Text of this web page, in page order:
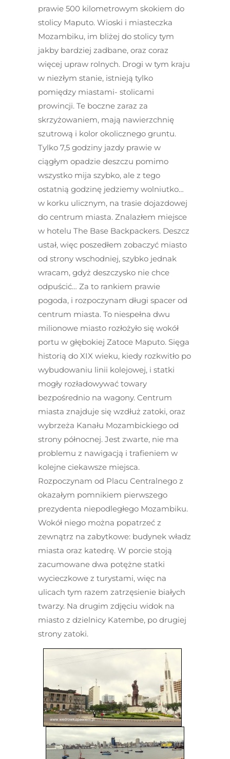
prawie 500 kilometrowym skokiem do
stolicy Maputo. Wioski i miasteczka
Mozambiku, im bliżej do stolicy tym
jakby bardziej zadbane, oraz coraz
więcej upraw rolnych. Drogi w tym kraju
w niezłym stanie, istnieją tylko
pomiędzy miastami- stolicami
prowincji. Te boczne zaraz za
skrzyżowaniem, mają nawierzchnię
szutrową i kolor okolicznego gruntu.
Tylko 7,5 godziny jazdy prawie w
ciągłym opadzie deszczu pomimo
wszystko mija szybko, ale z tego
ostatnią godzinę jedziemy wolniutko…
w korku ulicznym, na trasie dojazdowej
do centrum miasta. Znalazłem miejsce
w hotelu The Base Backpackers. Deszcz
ustał, więc poszedłem zobaczyć miasto
od strony wschodniej, szybko jednak
wracam, gdyż deszczysko nie chce
odpuścić… Za to rankiem prawie
pogoda, i rozpoczynam długi spacer od
centrum miasta. To niespełna dwu
milionowe miasto rozłożyło się wokół
portu w głębokiej Zatoce Maputo. Sięga
historią do XIX wieku, kiedy rozkwitło po
wybudowaniu linii kolejowej, i statki
mogły rozładowywać towary
bezpośrednio na wagony. Centrum
miasta znajduje się wzdłuż zatoki, oraz
wybrzeża Kanału Mozambickiego od
strony północnej. Jest zwarte, nie ma
problemu z nawigacją i trafieniem w
kolejne ciekawsze miejsca.
Rozpoczynam od Placu Centralnego z
okazałym pomnikiem pierwszego
prezydenta niepodległego Mozambiku.
Wokół niego można popatrzeć z
zewnątrz na zabytkowe: budynek władz
miasta oraz katedrę. W porcie stoją
zacumowane dwa potężne statki
wycieczkowe z turystami, więc na
ulicach tym razem zatrzęsienie białych
twarzy. Na drugim zdjęciu widok na
miasto z dzielnicy Katembe, po drugiej
strony zatoki.